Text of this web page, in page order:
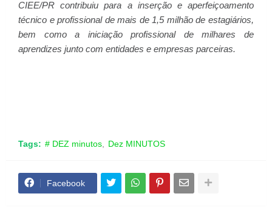
CIEE/PR contribuiu para a inserção e aperfeiçoamento
técnico e profissional de mais de 1,5 milhão de estagiários,
bem como a iniciação profissional de milhares de
aprendizes junto com entidades e empresas parceiras.
Tags: # DEZ minutos Dez MINUTOS
Facebook